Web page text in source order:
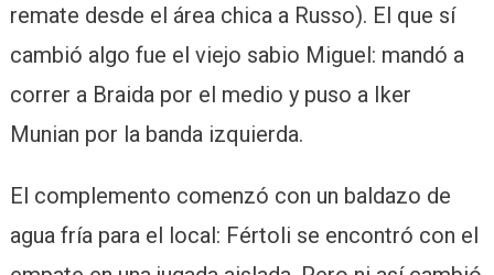
remate desde el área chica a Russo). El que sí
cambió algo fue el viejo sabio Miguel: mandó a
correr a Braida por el medio y puso a Iker
Munian por la banda izquierda.
El complemento comenzó con un baldazo de
agua fría para el local: Fértoli se encontró con el